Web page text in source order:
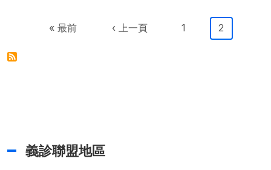
Pagination
First page
« 最前 Previous page
‹ 上一頁 Page
1 目前頁面
2
義診聯盟地區